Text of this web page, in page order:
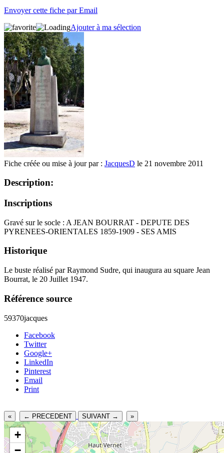
Envoyer cette fiche par Email
Ajouter à ma sélection
Fiche créée ou mise à jour par : JacquesD le 21 novembre 2011
Description:
Inscriptions
Gravé sur le socle : A JEAN BOURRAT - DEPUTE DES
PYRENEES-ORIENTALES 1859-1909 - SES AMIS
Historique
Le buste réalisé par Raymond Sudre, qui inaugura au square Jean
Bourrat, le 20 Juillet 1947.
Référence source
59370jacques
Facebook
Twitter
Google+
LinkedIn
Pinterest
Email
Print
« ← PRECEDENT SUIVANT → »
+
−